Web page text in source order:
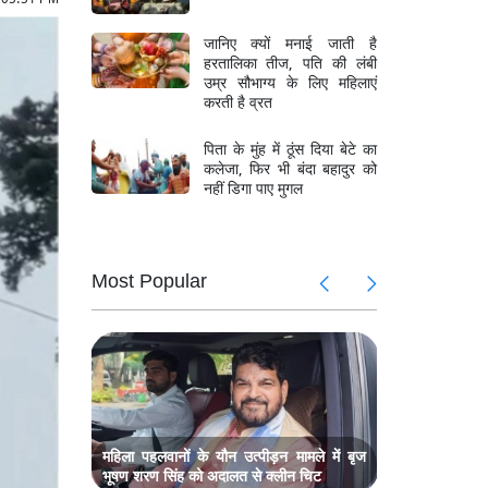
जानिए क्यों मनाई जाती है
हरतालिका तीज, पति की लंबी
उम्र सौभाग्य के लिए महिलाएं
करती है व्रत
पिता के मुंह में ठूंस दिया बेटे का
कलेजा, फिर भी बंदा बहादुर को
नहीं डिगा पाए मुगल
Most Popular
में
अनोखा
मौत,
महिला पहलवानों के यौन उत्पीड़न मामले में बृज
भूषण शरण सिंह को अदालत से क्लीन चिट